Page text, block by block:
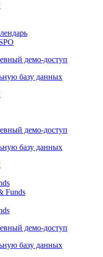
демо-доступ
базу данных
демо-доступ
базу данных
Funds
демо-доступ
базу данных